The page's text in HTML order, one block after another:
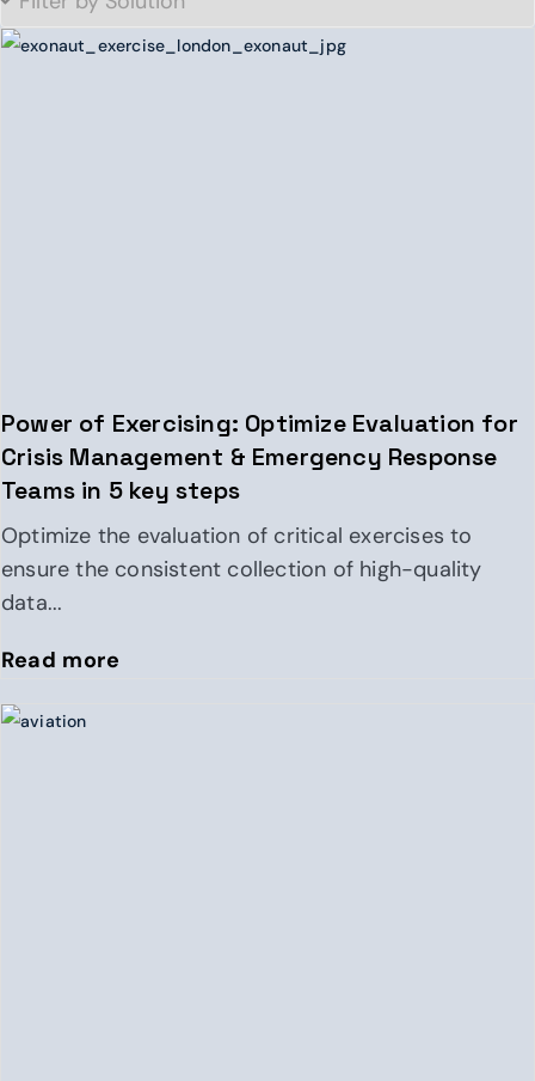
Power of Exercising: Optimize Evaluation for
Crisis Management & Emergency Response
Teams in 5 key steps
Optimize the evaluation of critical exercises to
ensure the consistent collection of high-quality
data...
Read more